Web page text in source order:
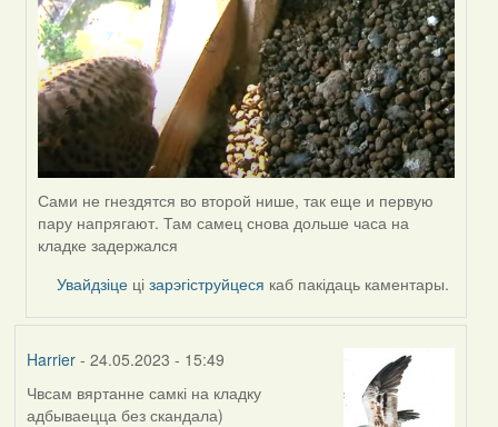
Сами не гнездятся во второй нише, так еще и первую
пару напрягают. Там самец снова дольше часа на
кладке задержался
Увайдзіце цізарэгіструйцеся каб пакідаць каментары.
Harrier- 24.05.2023 - 15:49
Чвсам вяртанне самкі на кладку
адбываецца без скандала)